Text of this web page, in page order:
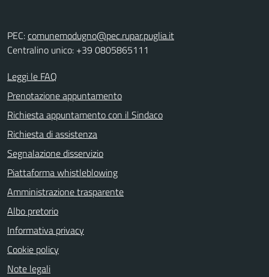
PEC:comunemodugno@pec.rupar.puglia.it
Centralino unico: +39 0805865111
Leggi le FAQ
Prenotazione appuntamento
Richiesta appuntamento con il Sindaco
Richiesta di assistenza
Segnalazione disservizio
Piattaforma whistleblowing
Amministrazione trasparente
Albo pretorio
Informativa privacy
Cookie policy
Note legali